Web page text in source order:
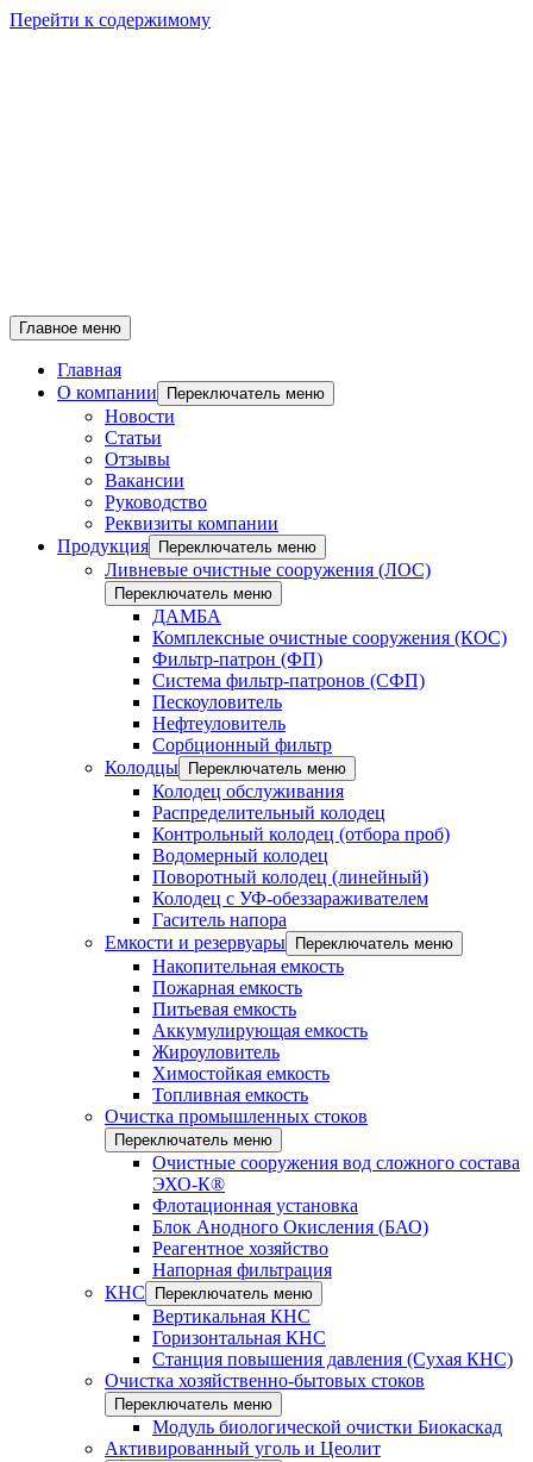
Перейти к содержимому
Главное меню
Главная
О компании
Переключатель меню
Новости
Статьи
Отзывы
Вакансии
Руководство
Реквизиты компании
Продукция
Переключатель меню
Ливневые очистные сооружения (ЛОС)
Переключатель меню
ДАМБА
Комплексные очистные сооружения (КОС)
Фильтр-патрон (ФП)
Система фильтр-патронов (СФП)
Пескоуловитель
Нефтеуловитель
Сорбционный фильтр
Колодцы
Переключатель меню
Колодец обслуживания
Распределительный колодец
Контрольный колодец (отбора проб)
Водомерный колодец
Поворотный колодец (линейный)
Колодец с УФ-обеззараживателем
Гаситель напора
Емкости и резервуары
Переключатель меню
Накопительная емкость
Пожарная емкость
Питьевая емкость
Аккумулирующая емкость
Жироуловитель
Химостойкая емкость
Топливная емкость
Очистка промышленных стоков
Переключатель меню
Очистные сооружения вод сложного состава
ЭХО-К®
Флотационная установка
Блок Анодного Окисления (БАО)
Реагентное хозяйство
Напорная фильтрация
КНС
Переключатель меню
Вертикальная КНС
Горизонтальная КНС
Станция повышения давления (Сухая КНС)
Очистка хозяйственно-бытовых стоков
Переключатель меню
Модуль биологической очистки Биокаскад
Активированный уголь и Цеолит